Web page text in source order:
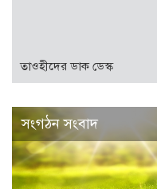
তাওহীদের ডাক ডেস্ক
সংগঠন সংবাদ